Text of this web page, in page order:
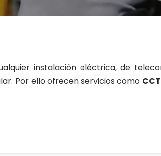
instalación eléctrica, de
Por ello ofrecen servicios como